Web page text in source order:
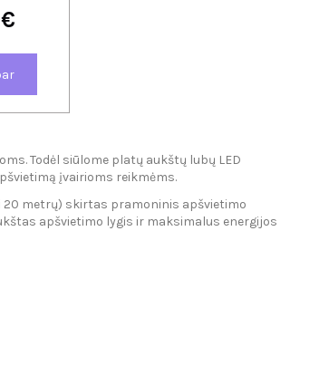
Todėl siūlome platų aukštų lubų LED
įvairioms reikmėms.
20 metrų) skirtas pramoninis apšvietimo
apšvietimo lygis ir maksimalus energijos